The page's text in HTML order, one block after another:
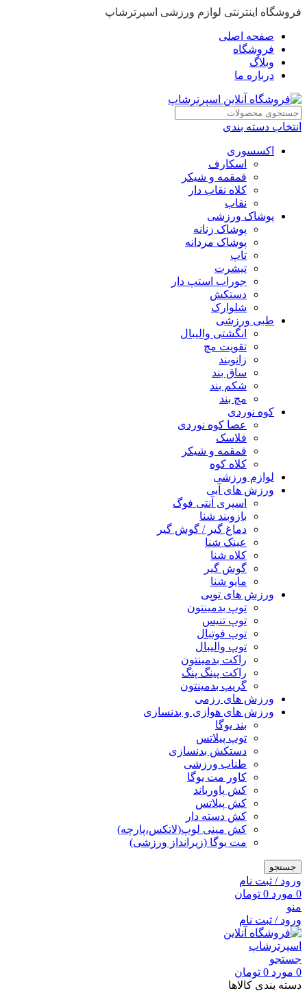
فروشگاه اینترنتی لوازم ورزشی اسپرترشاپ
صفحه اصلی
فروشگاه
وبلاگ
درباره ما
انتخاب دسته بندی
اکسسوری
اسکارف
قمقمه و شیکر
کلاه نقاب دار
نقاب
پوشاک ورزشی
پوشاک زنانه
پوشاک مردانه
تاپ
تیشرت
جوراب استپ دار
دستکش
شلوارک
طبی ورزشی
انگشتی واليبال
تقویت مچ
زانوبند
ساق بند
شکم بند
مچ بند
کوه نوردی
عصا کوه نوردی
فلاسک
قمقمه و شیکر
کلاه کوه
لوازم ورزشی
ورزش های آبی
اسپری آنتی فوگ
بازوبند شنا
دماغ گیر / گوش گیر
عینک شنا
کلاه شنا
گوش گیر
مایو شنا
ورزش های توپی
توپ بدمینتون
توپ تنیس
توپ فوتبال
توپ والیبال
راکت بدمینتون
راکت پینگ پنگ
گریپ بدمینتون
ورزش های رزمی
ورزش های هوازی و بدنسازی
بند یوگا
توپ پیلاتس
دستکش بدنسازی
طناب ورزشی
کاور مت یوگا
کش پاورباند
کش پیلاتس
کش دسته دار
کش مینی لوپ(لاتکس،پارچه)
مت یوگا (زیرانداز ورزشی)
جستجو
ورود / ثبت نام
0 مورد 0 تومان
منو
ورود / ثبت نام
جستجو
0 مورد 0 تومان
دسته بندی کالاها